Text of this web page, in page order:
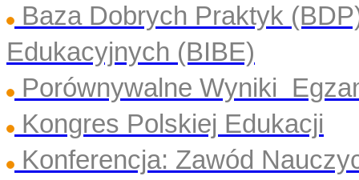
Baza Dobrych Praktyk
Edukacyjnych (BIBE)
Porównywalne Wyniki
Kongres Polskiej Edukacji
Konferencja: Zawód